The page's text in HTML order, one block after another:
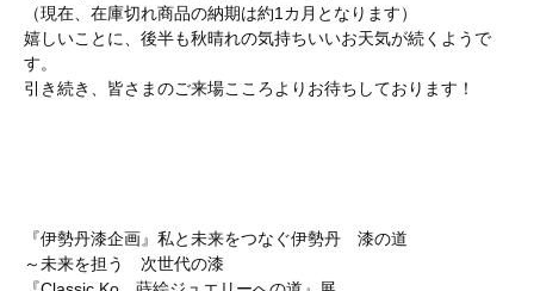
（現在、在庫切れ商品の納期は約1カ月となります）
嬉しいことに、後半も秋晴れの気持ちいいお天気が続くようで
す。
引き続き、皆さまのご来場こころよりお待ちしております！
『伊勢丹漆企画』私と未来をつなぐ伊勢丹 漆の道
～未来を担う 次世代の漆